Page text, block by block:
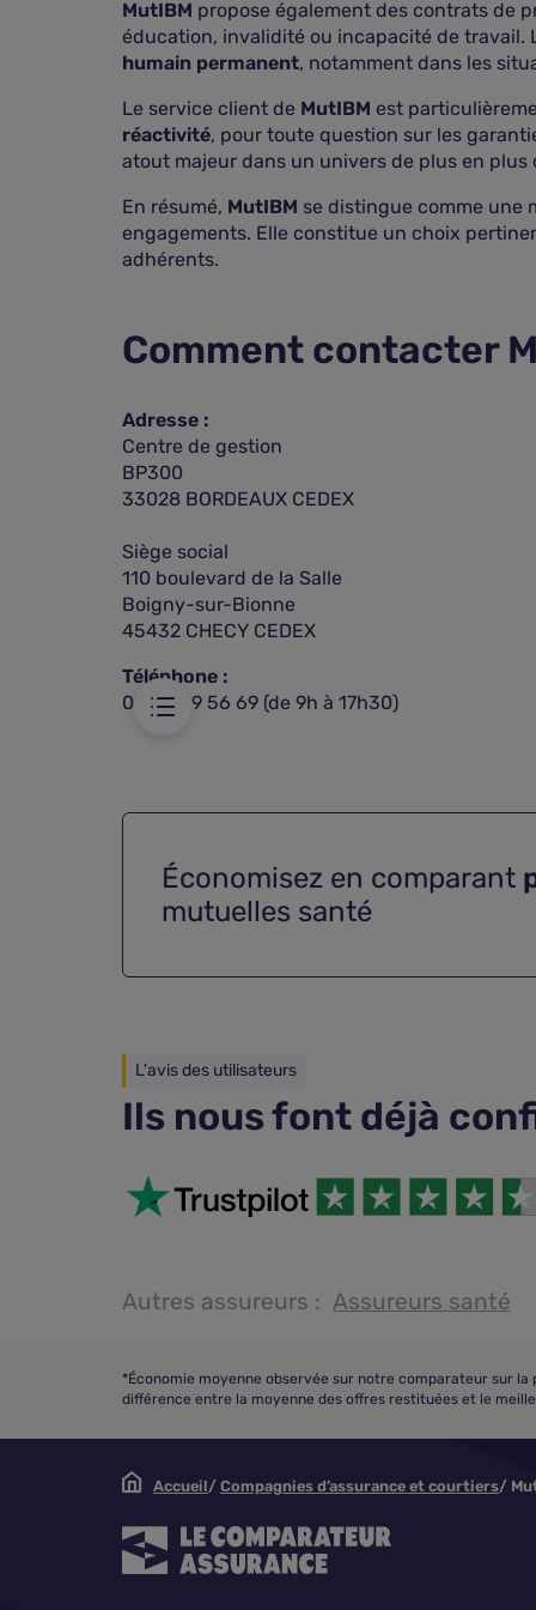
MutIBM propose également des contrats de
éducation, invalidité ou incapacité de travail.
humain permanent, notamment dans les
Le service client de MutIBM est
réactivité, pour toute question sur les
atout majeur dans un univers de plus en plus
En résumé, MutIBM se distingue comme une
engagements. Elle constitue un choix
adhérents.
Comment contacter
Adresse :
Centre de gestion
BP300
33028 BORDEAUX CEDEX
Siège social
110 boulevard de la Salle
Boigny-sur-Bionne
45432 CHECY CEDEX
Téléphone :
05 56 69 56 69 (de 9h à 17h30)
Économisez en comparant
mutuelles santé
L'avis des utilisateurs
Ils nous font déjà
Autres assureurs : Assureurs santé
*Économie moyenne observée sur notre comparateur sur
différence entre la moyenne des offres restituées et le
Accueil Compagnies d’assurance et courtiers